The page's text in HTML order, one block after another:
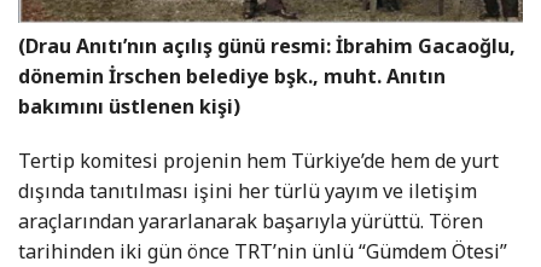
(Drau Anıtı’nın açılış günü resmi: İbrahim Gacaoğlu,
dönemin İrschen belediye bşk., muht. Anıtın
bakımını üstlenen kişi)
Tertip komitesi projenin hem Türkiye’de hem de yurt
dışında tanıtılması işini her türlü yayım ve iletişim
araçlarından yararlanarak başarıyla yürüttü. Tören
tarihinden iki gün önce TRT’nin ünlü “Gümdem Ötesi”